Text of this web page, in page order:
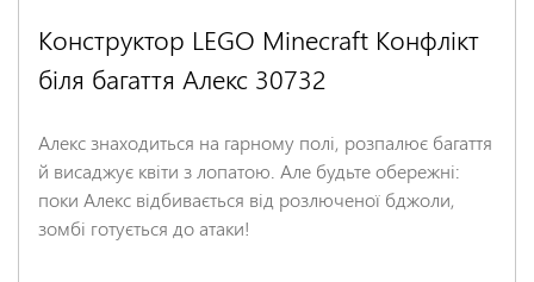
Конструктор LEGO Minecraft Конфлікт
біля багаття Алекс 30732
Алекс знаходиться на гарному полі, розпалює багаття
й висаджує квіти з лопатою. Але будьте обережні:
поки Алекс відбивається від розлюченої бджоли,
зомбі готується до атаки!
Залишіть відгук про цей товар першими
Ім'я
*
Заголовок відгуку